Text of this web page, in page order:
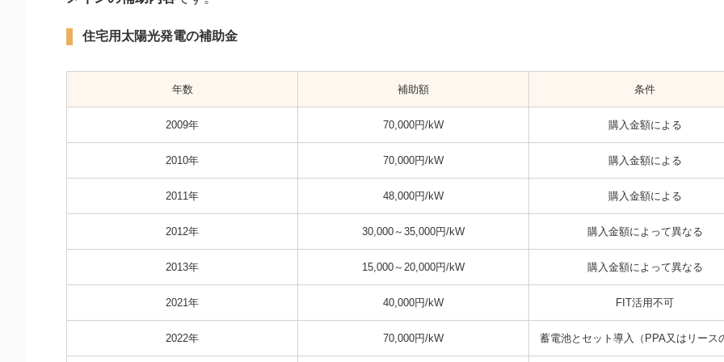
住宅用太陽光発電の補助金
年数 補助額 条件
2009年 70,000円/kW 購入金額による
2010年 70,000円/kW 購入金額による
2011年 48,000円/kW 購入金額による
2012年 30,000～35,000円/kW 購入金額によって異なる
2013年 15,000～20,000円/kW 購入金額によって異なる
2021年 40,000円/kW FIT活用不可
2022年 70,000円/kW 蓄電池とセット導入（PPA又はリース